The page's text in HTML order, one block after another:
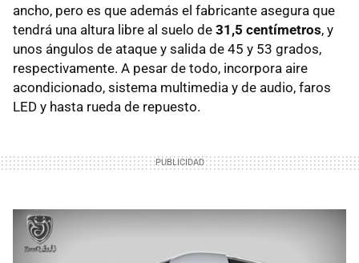
ancho, pero es que además el fabricante asegura que
tendrá una altura libre al suelo de 31,5 centímetros, y
unos ángulos de ataque y salida de 45 y 53 grados,
respectivamente. A pesar de todo, incorpora aire
acondicionado, sistema multimedia y de audio, faros
LED y hasta rueda de repuesto.